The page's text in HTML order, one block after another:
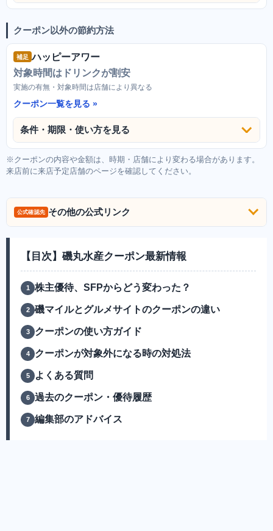
クーポン以外の節約方法
補足 ハッピーアワー
対象時間はドリンクが割安
実施の有無・対象時間は店舗により異なる
クーポン一覧を見る
条件・期限・使い方を見る
※クーポンの内容や金額は、時期・店舗により変わる場合があります。
来店前に来店予定店舗のページを確認してください。
公式確認先 その他の公式リンク
【目次】磯丸水産クーポン最新情報
株主優待、SFPからどう変わった？
磯マイルとグルメサイトのクーポンの違い
クーポンの使い方ガイド
クーポンが対象外になる時の対処法
よくある質問
過去のクーポン・優待履歴
編集部のアドバイス